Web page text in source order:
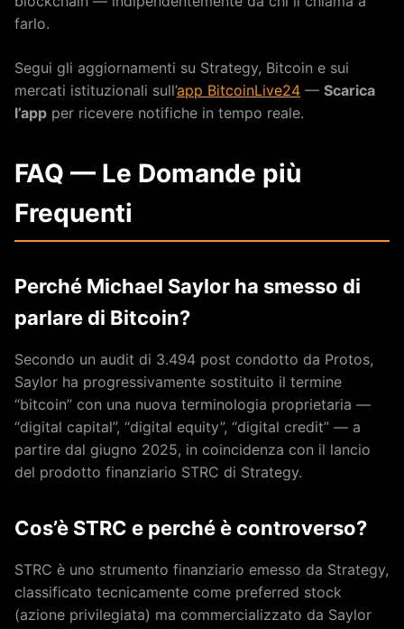
farlo.
Segui gli aggiornamenti su Strategy, Bitcoin e sui
mercati istituzionali sull’app BitcoinLive24 — Scarica
l’app per ricevere notifiche in tempo reale.
FAQ — Le Domande più
Frequenti
Perché Michael Saylor ha smesso di
parlare di Bitcoin?
Secondo un audit di 3.494 post condotto da Protos,
Saylor ha progressivamente sostituito il termine
“bitcoin” con una nuova terminologia proprietaria —
“digital capital”, “digital equity”, “digital credit” — a
partire dal giugno 2025, in coincidenza con il lancio
del prodotto finanziario STRC di Strategy.
Cos’è STRC e perché è controverso?
STRC è uno strumento finanziario emesso da Strategy,
classificato tecnicamente come preferred stock
(azione privilegiata) ma commercializzato da Saylor